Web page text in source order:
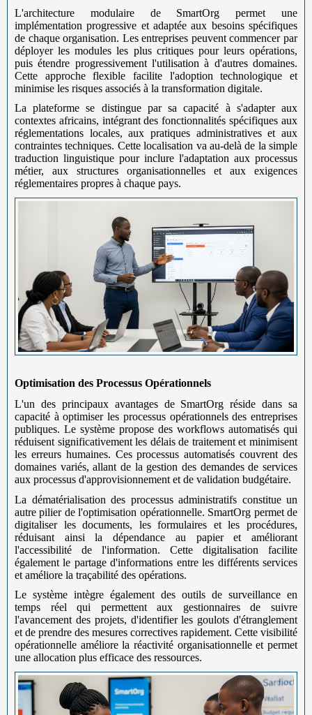
L'architecture modulaire de SmartOrg permet une
implémentation progressive et adaptée aux besoins spécifiques
de chaque organisation. Les entreprises peuvent commencer par
déployer les modules les plus critiques pour leurs opérations,
puis étendre progressivement l'utilisation à d'autres domaines.
Cette approche flexible facilite l'adoption technologique et
minimise les risques associés à la transformation digitale.
La plateforme se distingue par sa capacité à s'adapter aux
contextes africains, intégrant des fonctionnalités spécifiques aux
réglementations locales, aux pratiques administratives et aux
contraintes techniques. Cette localisation va au-delà de la simple
traduction linguistique pour inclure l'adaptation aux processus
métier, aux structures organisationnelles et aux exigences
réglementaires propres à chaque pays.
Optimisation des Processus Opérationnels
L'un des principaux avantages de SmartOrg réside dans sa
capacité à optimiser les processus opérationnels des entreprises
publiques. Le système propose des workflows automatisés qui
réduisent significativement les délais de traitement et minimisent
les erreurs humaines. Ces processus automatisés couvrent des
domaines variés, allant de la gestion des demandes de services
aux processus d'approvisionnement et de validation budgétaire.
La dématérialisation des processus administratifs constitue un
autre pilier de l'optimisation opérationnelle. SmartOrg permet de
digitaliser les documents, les formulaires et les procédures,
réduisant ainsi la dépendance au papier et améliorant
l'accessibilité de l'information. Cette digitalisation facilite
également le partage d'informations entre les différents services
et améliore la traçabilité des opérations.
Le système intègre également des outils de surveillance en
temps réel qui permettent aux gestionnaires de suivre
l'avancement des projets, d'identifier les goulots d'étranglement
et de prendre des mesures correctives rapidement. Cette visibilité
opérationnelle améliore la réactivité organisationnelle et permet
une allocation plus efficace des ressources.